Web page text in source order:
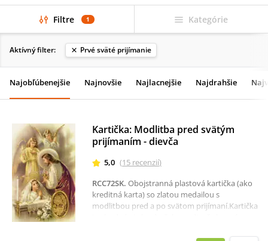
Filtre 1 Kategórie
Najobľúbenejšie Najnovšie Najlacnejšie Najdrahšie
Aktívný filter: Prvé sväté prijímanie
Kartička: Modlitba pred svätým
prijímaním - dievča
5,0 (15 recenzií)
RCC72SK. Obojstranná plastová kartička (ako
kreditná karta) so zlatou medailou s
modlitbou pred a po svätom prijímaní.Kartička